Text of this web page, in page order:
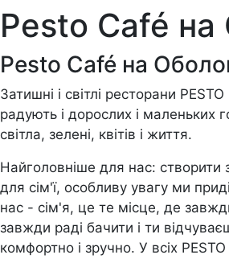
Pesto Café на
Pesto Café на
Затишні і світлі ресторани
радують і дорослих і маленьких
світла, зелені, квітів і життя.
Найголовніше для нас: створити
для сім'ї, особливу увагу ми
нас - сім'я, це те місце, де
завжди раді бачити і ти
комфортно і зручно. У всіх